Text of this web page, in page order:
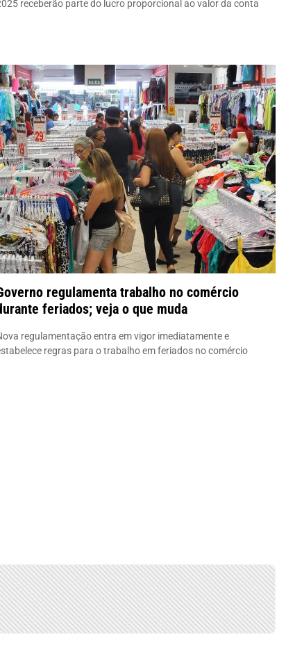
receberão parte do lucro proporcional ao valor da conta
regulamenta trabalho no comércio
feriados; veja o que muda
regulamentação entra em vigor imediatamente e
regras para o trabalho em feriados no comércio